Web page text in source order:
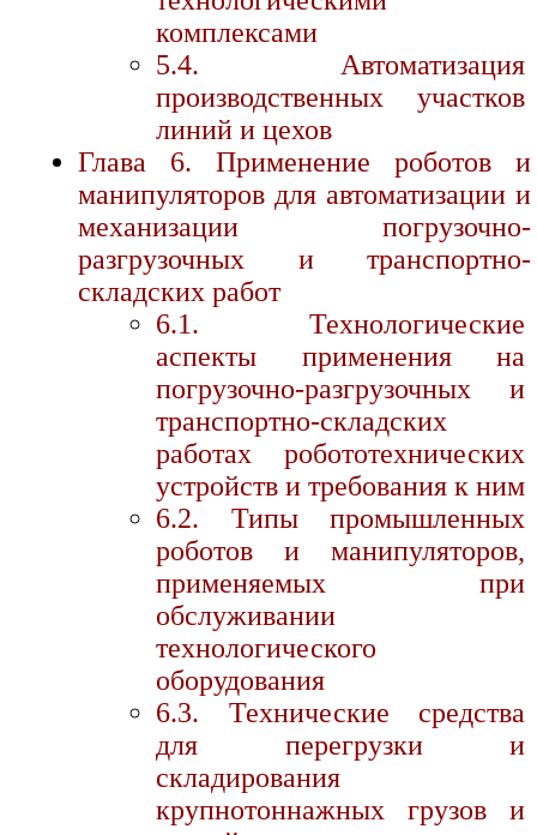
комплексами
5.4. Автоматизация
производственных участков
линий и цехов
Глава 6. Применение роботов и
манипуляторов для автоматизации и
механизации погрузочно-
разгрузочных и транспортно-
складских работ
6.1. Технологические
аспекты применения на
погрузочно-разгрузочных и
транспортно-складских
работах робототехнических
устройств и требования к ним
6.2. Типы промышленных
роботов и манипуляторов,
применяемых при
обслуживании
технологического
оборудования
6.3. Технические средства
для перегрузки и
складирования
крупнотоннажных грузов и